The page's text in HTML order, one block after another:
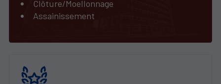
Clôture/Moellonnage
Assainissement